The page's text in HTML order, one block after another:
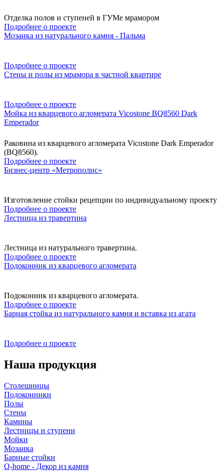
Отделка полов и ступеней в ГУМе мрамором
Подробнее о проекте
Мозаика из натурального камня - Пальма
Подробнее о проекте
Стены и полы из мрамора в частной квартире
Подробнее о проекте
Мойка из кварцевого агломерата Vicostone BQ8560 Dark
Emperador
Раковина из кварцевого агломерата Vicostone Dark Emperador
(BQ8560).
Подробнее о проекте
Бизнес-центр «Метрополис»
Изготовление стойки рецепции по индивидуальному проекту
Подробнее о проекте
Лестница из травертина
Лестница из натурального травертина.
Подробнее о проекте
Подоконник из кварцевого агломерата
Подоконник из кварцевого агломерата.
Подробнее о проекте
Барная стойка из натурального камня и вставка из агата
Подробнее о проекте
Наша продукция
Столешницы
Подоконники
Полы
Стены
Камины
Лестницы и ступени
Мойки
Мозаика
Барные стойки
Q-home - Декор из камня